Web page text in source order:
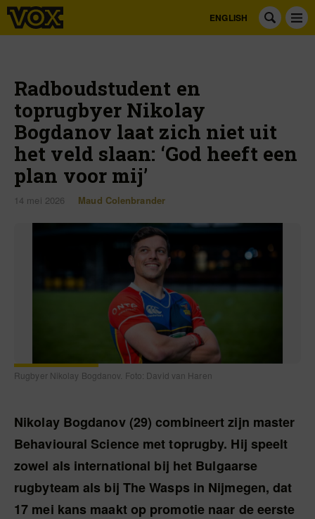
ENGLISH
Radboudstudent en
toprugbyer Nikolay
Bogdanov laat zich niet uit
het veld slaan: ‘God heeft een
plan voor mij’
14 mei 2026 Maud Colenbrander
Rugbyer Nikolay Bogdanov. Foto: David van Haren
Nikolay Bogdanov (29) combineert zijn master
Behavioural Science met toprugby. Hij speelt
zowel als international bij het Bulgaarse
rugbyteam als bij The Wasps in Nijmegen, dat
17 mei kans maakt op promotie naar de eerste